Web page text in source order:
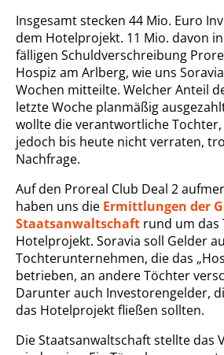
Insgesamt stecken 44 Mio. Euro
dem Hotelprojekt. 11 Mio. davon
fälligen Schuldverschreibung
Hospiz am Arlberg, wie uns
Wochen mitteilte. Welcher Anteil
letzte Woche planmäßig
wollte die verantwortliche Tochter,
jedoch bis heute nicht verraten,
Nachfrage.
Auf den Proreal Club Deal 2
haben uns die Ermittlungen der
Staatsanwaltschaft rund um das
Hotelprojekt. Soravia soll Gelder
Tochterunternehmen, die das
betrieben, an andere Töchter
Darunter auch Investorengelder,
das Hotelprojekt fließen sollten.
Die Staatsanwaltschaft stellte das